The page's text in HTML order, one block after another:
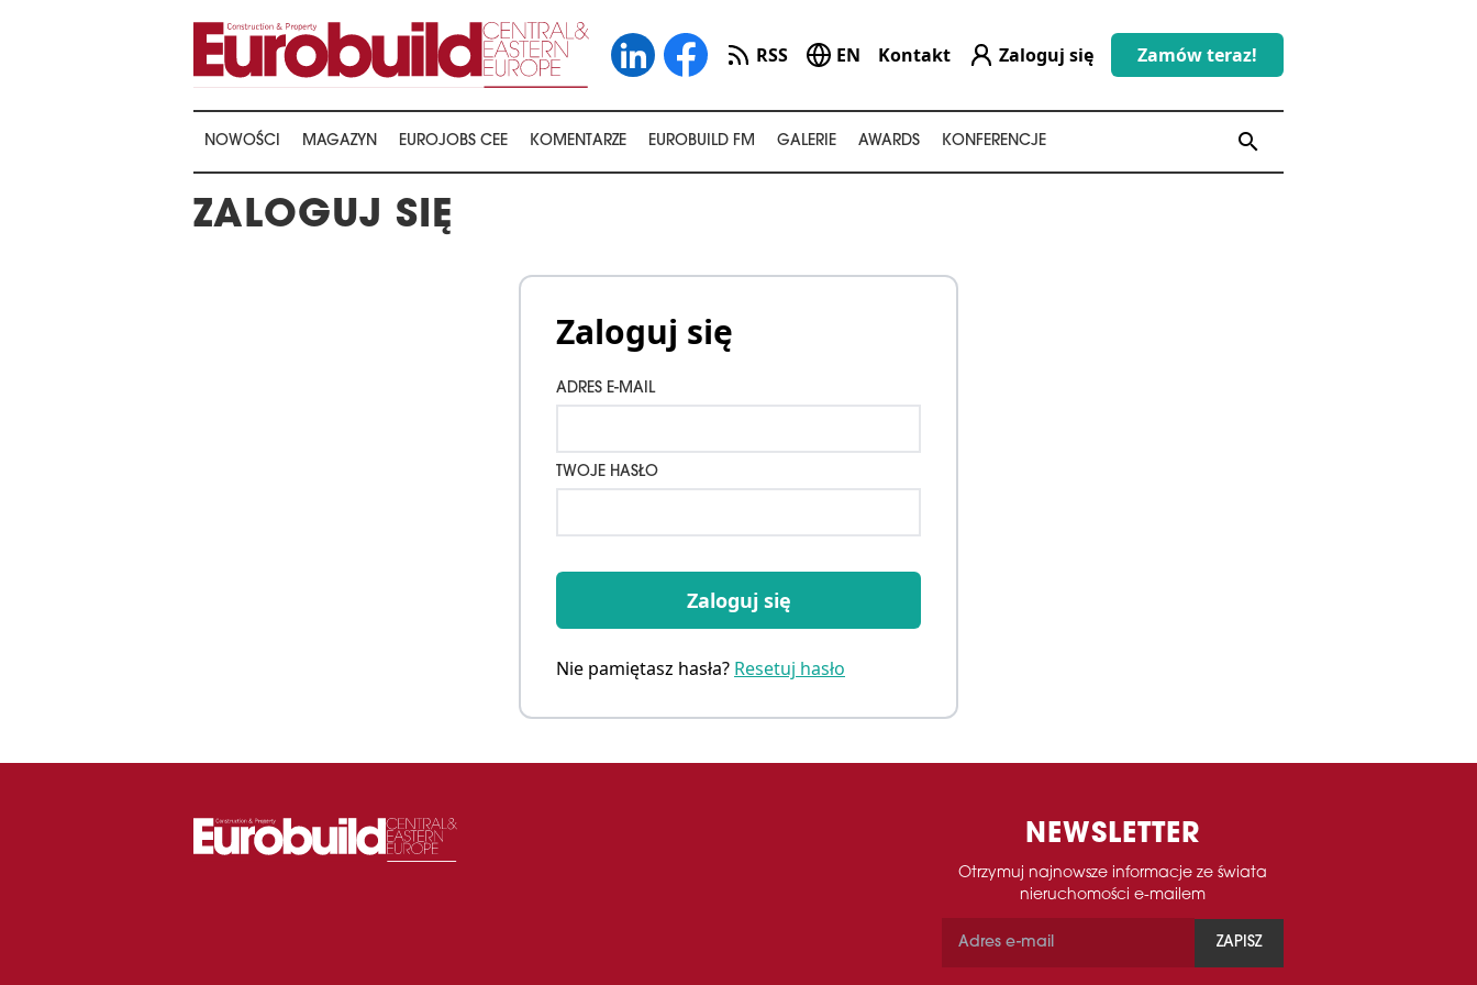
RSS EN Kontakt Zaloguj się Zamów teraz!
NOWOŚCI MAGAZYN EUROJOBS CEE KOMENTARZE EUROBUILD FM GALERIE AWARDS KONFERENCJE search
ZALOGUJ SIĘ
Zaloguj się
ADRES E-MAIL
TWOJE HASŁO
Zaloguj się
Nie pamiętasz hasła? Resetuj hasło
NEWSLETTER
Otrzymuj najnowsze informacje ze świata
nieruchomości e-mailem
ZAPISZ